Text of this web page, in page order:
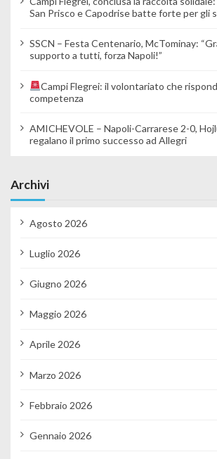
San Prisco e Capodrise batte forte per gli
SSCN – Festa Centenario, McTominay:
supporto a tutti, forza Napoli!”
Campi Flegrei: il volontariato che
competenza
AMICHEVOLE – Napoli-Carrarese 2-0,
regalano il primo successo ad Allegri
Archivi
Agosto 2026
Luglio 2026
Giugno 2026
Maggio 2026
Aprile 2026
Marzo 2026
Febbraio 2026
Gennaio 2026